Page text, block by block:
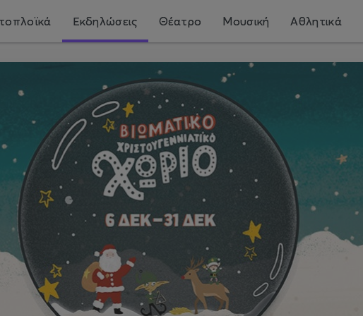
Εκδηλώσεις Θέατρο Μουσική Αθλητικά